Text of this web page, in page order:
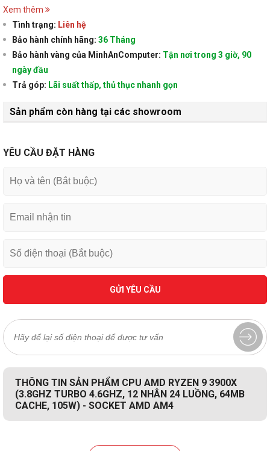
Xem thêm
Tình trạng: Liên hệ
Bảo hành chính hãng: 36 Tháng
Bảo hành vàng của MinhAnComputer: Tận nơi trong 3 giờ, 90
ngày đầu
Trả góp: Lãi suất thấp, thủ thục nhanh gọn
Sản phẩm còn hàng tại các showroom
YÊU CẦU ĐẶT HÀNG
GỬI YÊU CẦU
THÔNG TIN SẢN PHẨM CPU AMD RYZEN 9 3900X
(3.8GHZ TURBO 4.6GHZ, 12 NHÂN 24 LUỒNG, 64MB
CACHE, 105W) - SOCKET AMD AM4